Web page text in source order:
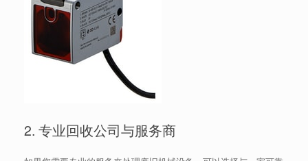
2. 专业回收公司与服务商